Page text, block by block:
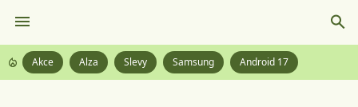
Akce Alza Slevy Samsung Android 17